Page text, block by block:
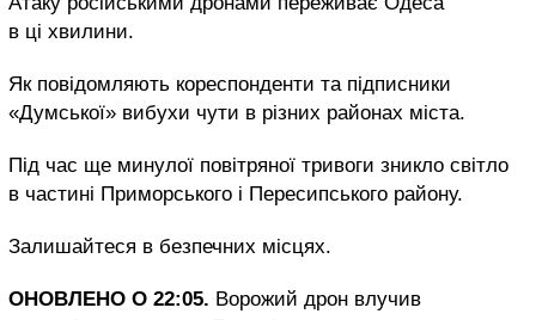
в ці хвилини.
Як повідомляють кореспонденти та підписники
«Думської» вибухи чути в різних районах міста.
Під час ще минулої повітряної тривоги зникло світло
в частині Приморського і Пересипського району.
Залишайтеся в безпечних місцях.
ОНОВЛЕНО О 22:05. Ворожий дрон влучив